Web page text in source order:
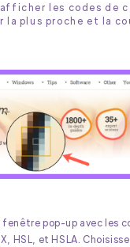
les codes de
la plus proche et la
fenêtre pop-up avec les
HSL, et HSLA.